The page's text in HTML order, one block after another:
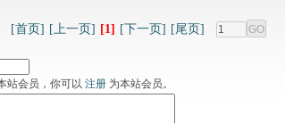
[首页] [上一页] [1] [下一页] [尾页]
站会员，你可以 注册 为本站会员。